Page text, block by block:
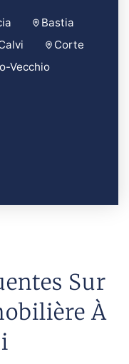
Bastia
Corte
Vecchio
Sur
À